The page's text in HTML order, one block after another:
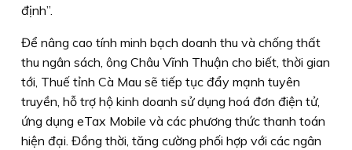
định”.
Để nâng cao tính minh bạch doanh thu và chống thất
thu ngân sách, ông Châu Vĩnh Thuận cho biết, thời gian
tới, Thuế tỉnh Cà Mau sẽ tiếp tục đẩy mạnh tuyên
truyền, hỗ trợ hộ kinh doanh sử dụng hoá đơn điện tử,
ứng dụng eTax Mobile và các phương thức thanh toán
hiện đại. Đồng thời, tăng cường phối hợp với các ngân